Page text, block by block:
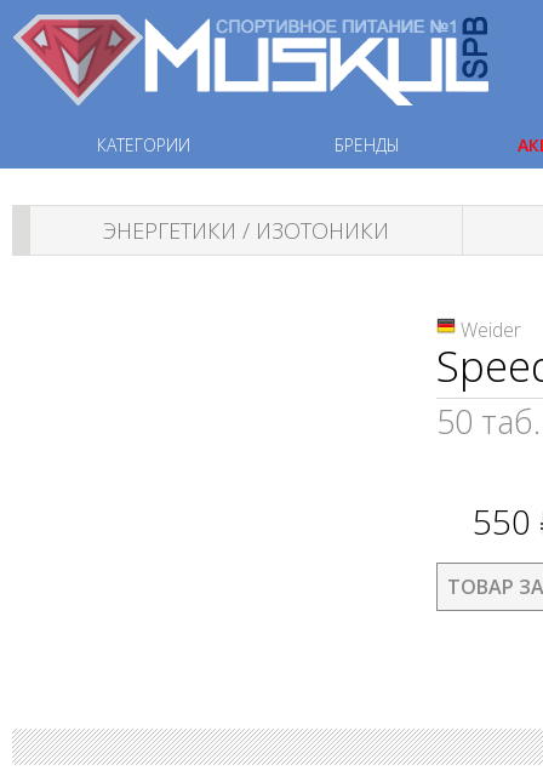
КАТЕГОРИИ БРЕНДЫ
ЭНЕРГЕТИКИ / ИЗОТОНИКИ
Weider
50 таб.
550
ТОВАР